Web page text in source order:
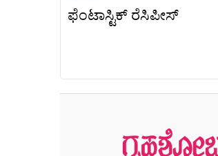
ಫೆಂಟಾಸ್ಟಿಕ್ ರೆಸಿಪೀಸ್